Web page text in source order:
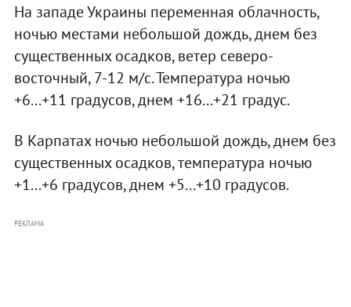
На западе Украины переменная облачность,
ночью местами небольшой дождь, днем без
существенных осадков, ветер северо-
восточный, 7-12 м/с. Температура ночью
+6...+11 градусов, днем +16...+21 градус.
В Карпатах ночью небольшой дождь, днем без
существенных осадков, температура ночью
+1...+6 градусов, днем +5...+10 градусов.
РЕКЛАМА